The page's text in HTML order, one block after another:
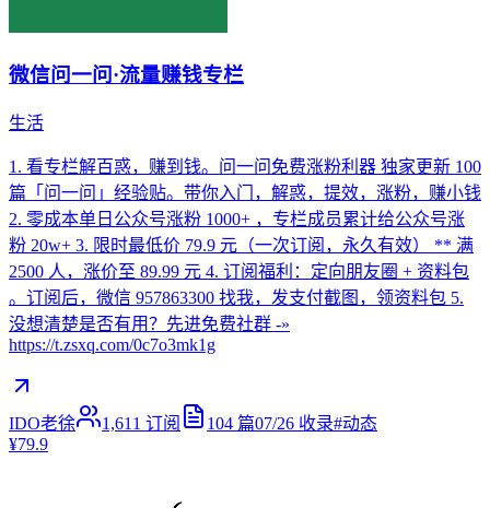
微信问一问·流量赚钱专栏
生活
1. 看专栏解百惑，赚到钱。问一问免费涨粉利器 独家更新 100
篇「问一问」经验贴。带你入门，解惑，提效，涨粉，赚小钱
2. 零成本单日公众号涨粉 1000+ ，专栏成员累计给公众号涨
粉 20w+ 3. 限时最低价 79.9 元（一次订阅，永久有效） ** 满
2500 人，涨价至 89.99 元 4. 订阅福利：定向朋友圈 + 资料包
。订阅后，微信 957863300 找我，发支付截图，领资料包 5.
没想清楚是否有用？先进免费社群 -»
https://t.zsxq.com/0c7o3mk1g
IDO老徐 1,611 订阅 104 篇07/26 收录#动态
¥79.9